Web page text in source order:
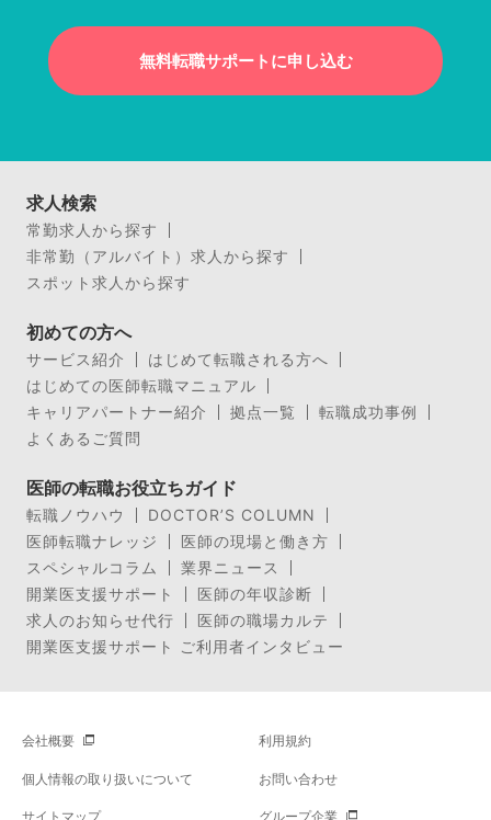
無料転職サポートに申し込む
求人検索
常勤求人から探す
非常勤（アルバイト）求人から探す
スポット求人から探す
初めての方へ
サービス紹介
はじめて転職される方へ
はじめての医師転職マニュアル
キャリアパートナー紹介
拠点一覧
転職成功事例
よくあるご質問
医師の転職お役立ちガイド
転職ノウハウ
DOCTOR’S COLUMN
医師転職ナレッジ
医師の現場と働き方
スペシャルコラム
業界ニュース
開業医支援サポート
医師の年収診断
求人のお知らせ代行
医師の職場カルテ
開業医支援サポート ご利用者インタビュー
会社概要 利用規約
個人情報の取り扱いについて お問い合わせ
サイトマップ グループ企業